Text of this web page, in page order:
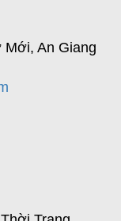
Mới, An Giang